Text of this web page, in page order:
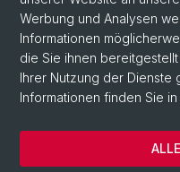
LinkedIn
Instagram
© Universität Basel
Datenschutzerklärung
Werbung und Analysen
Informationen
die Sie ihnen
Ihrer Nutzung der Dienste
Informationen finden Sie